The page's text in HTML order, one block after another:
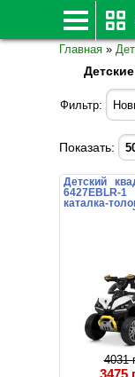
Главная »
Фильтр:
Показать:
Детский
каталка-
4031
3475